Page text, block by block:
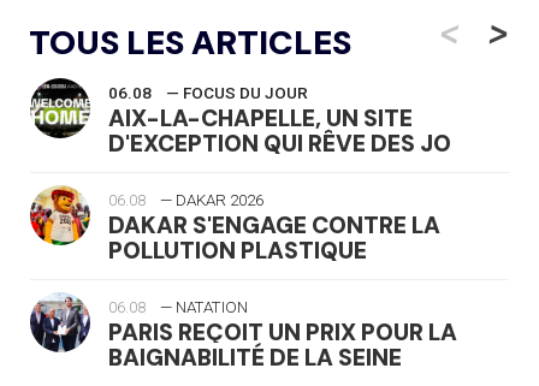
TOUS LES ARTICLES <
06.08 — FOCUS DU JOUR
AIX-LA-CHAPELLE, UN SITE
D'EXCEPTION QUI RÊVE DES JO
06.08 — DAKAR 2026
DAKAR S'ENGAGE CONTRE LA
POLLUTION PLASTIQUE
06.08 — NATATION
PARIS REÇOIT UN PRIX POUR LA
BAIGNABILITÉ DE LA SEINE
>